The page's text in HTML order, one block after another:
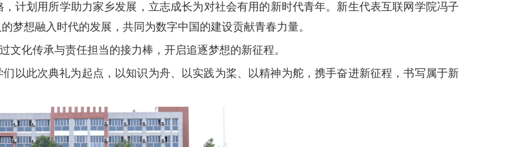
计划用所学助力家乡发展，立志成长为对社会有用的新时代青年。新生代表互联网学院冯子
梦想融入时代的发展，共同为数字中国的建设贡献青春力量。
化传承与责任担当的接力棒，开启追逐梦想的新征程。
以此次典礼为起点，以知识为舟、以实践为桨、以精神为舵，携手奋进新征程，书写属于新